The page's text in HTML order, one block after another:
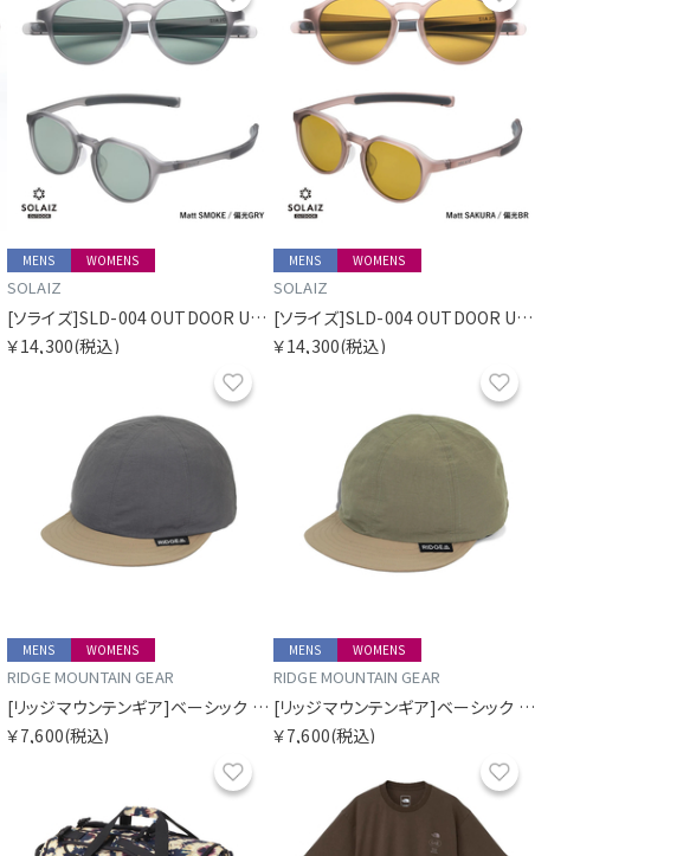
MENS WOMENS
SOLAIZ
[ソライズ]SLD-004 OUTDOOR USE クラウンパント 偏光モデル
￥14,300(税込)
MENS WOMENS
SOLAIZ
[ソライズ]SLD-004 OUTDOOR USE クラウンパント 偏光モデル
￥14,300(税込)
MENS WOMENS
RIDGE MOUNTAIN GEAR
[リッジマウンテンギア]ベーシック キャップ バイカラー
￥7,600(税込)
MENS WOMENS
RIDGE MOUNTAIN GEAR
[リッジマウンテンギア]ベーシック キャップ バイカラー
￥7,600(税込)